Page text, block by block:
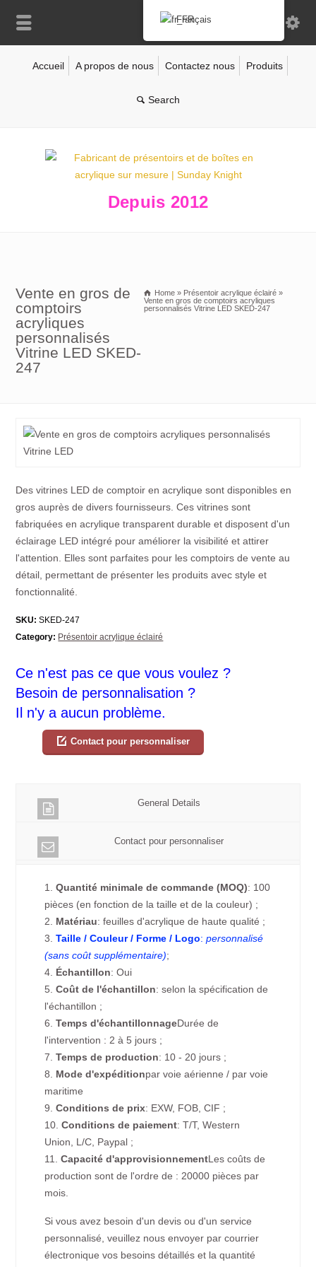
Accueil A propos de nous Contactez nous Produits
Depuis 2012
Vente en gros de
comptoirs
acryliques
personnalisés
Vitrine LED SKED-
247
Home » Présentoir acrylique éclairé »
Vente en gros de comptoirs acryliques
personnalisés Vitrine LED SKED-247
Des vitrines LED de comptoir en acrylique sont disponibles en
gros auprès de divers fournisseurs. Ces vitrines sont
fabriquées en acrylique transparent durable et disposent d'un
éclairage LED intégré pour améliorer la visibilité et attirer
l'attention. Elles sont parfaites pour les comptoirs de vente au
détail, permettant de présenter les produits avec style et
fonctionnalité.
SKU: SKED-247
Category: Présentoir acrylique éclairé
Ce n'est pas ce que vous voulez ?
Besoin de personnalisation ?
Il n'y a aucun problème.
Contact pour personnaliser
General Details
Contact pour personnaliser
1.Quantité minimale de commande (MOQ): 100
pièces (en fonction de la taille et de la couleur) ;
2. Matériau: feuilles d'acrylique de haute qualité ;
3.Taille / Couleur / Forme / Logo:personnalisé
(sans coût supplémentaire);
4. Échantillon: Oui
5.Coût de l'échantillon: selon la spécification de
l'échantillon ;
6.Temps d'échantillonnageDurée de
l'intervention : 2 à 5 jours ;
7.Temps de production: 10 - 20 jours ;
8. Mode d'expéditionpar voie aérienne / par voie
maritime
9.Conditions de prix: EXW, FOB, CIF ;
10.Conditions de paiement: T/T, Western
Union, L/C, Paypal ;
11.Capacité d'approvisionnementLes coûts de
production sont de l'ordre de : 20000 pièces par
mois.
Si vous avez besoin d'un devis ou d'un service
personnalisé, veuillez nous envoyer par courrier
électronique vos besoins détaillés et la quantité
Français